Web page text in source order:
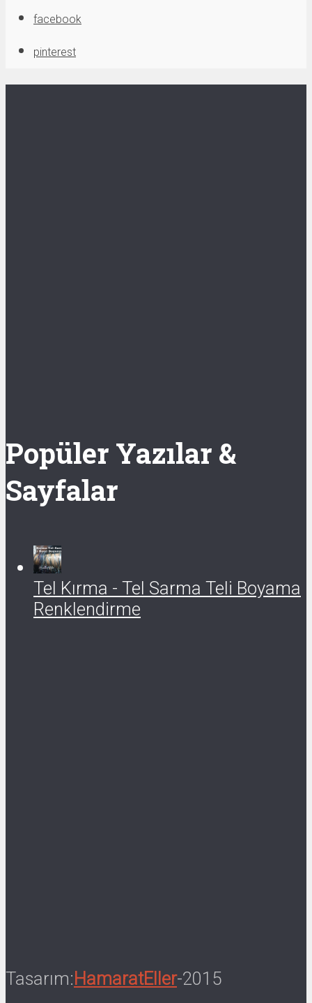
facebook
pinterest
Popüler Yazılar &
Sayfalar
Tel Kırma - Tel Sarma Teli Boyama
Renklendirme
Tasarım: HamaratEller-2015